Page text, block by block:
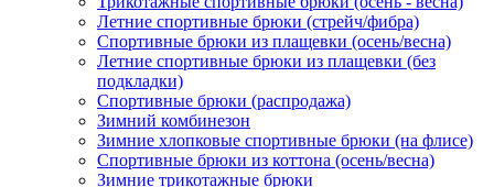
Летние спортивные брюки (стрейч/фибра)
Спортивные брюки из плащевки (осень/весна)
Летние спортивные брюки из плащевки (без
подкладки)
Спортивные брюки (распродажа)
Зимний комбинезон
Зимние хлопковые спортивные брюки (на флисе)
Спортивные брюки из коттона (осень/весна)
Зимние трикотажные брюки